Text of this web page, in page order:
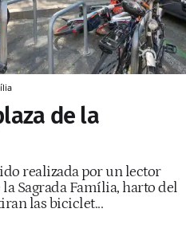
de la
realizada por un lector
Sagrada Família, harto del
las biciclet...